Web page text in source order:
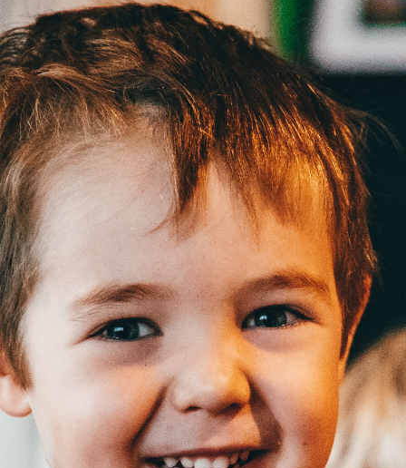
Salasana
Unohtuiko salasana?
KIRJAUDU SISÄÄN
Etkö ole vielä Varhaiskasvatuksen Tietopalvelun
Liity tästä!